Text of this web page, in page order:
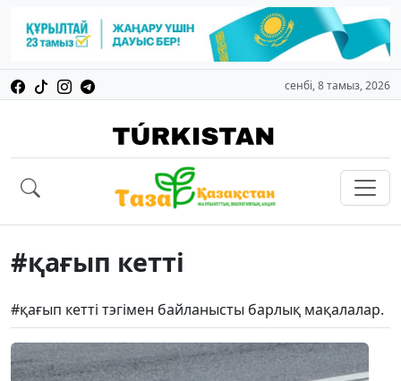
сенбі, 8 тамыз, 2026
#қағып кетті
#қағып кетті тэгімен байланысты барлық мақалалар.